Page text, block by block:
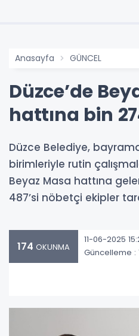
Anasayfa GÜNCEL
Düzce’de
hattına bin
Düzce Belediye,
birimleriyle rutin
Beyaz Masa hattına
487’si nöbetçi ekipler
174 OKUNMA
11-06-2025
Güncelleme :